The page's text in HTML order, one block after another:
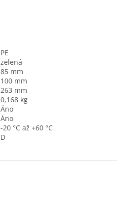
PE
zelená
85 mm
100 mm
263 mm
0,168 kg
Áno
Áno
-20 °C až +60 °C
D